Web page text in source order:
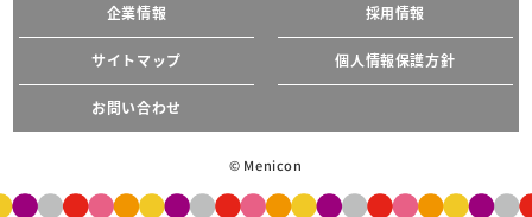
企業情報 採用情報
サイトマップ 個人情報保護方針
お問い合わせ
© Menicon